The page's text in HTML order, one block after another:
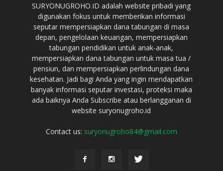
SURYONUGROHO.ID adalah website pribadi yang
digunakan fokus untuk memberikan informasi
seputar mempersiapkan dana tabungan di masa
depan, pengelolaan keuangan, mempersiapkan
tabungan pendidikan untuk anak-anak,
mempersiapkan dana tabungan untuk masa tua /
pensiun, dan mempersiapkan perlindungan dana
kesehatan. Jadi bagi Anda yang ingin mendapatkan
banyak informasi seputar investasi, proteksi maka
ada baiknya Anda Subscribe atau berlangganan di
website suryonugroho.id
Contact us: suryonugroho84@gmail.com